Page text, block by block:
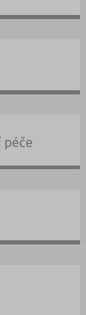
péče